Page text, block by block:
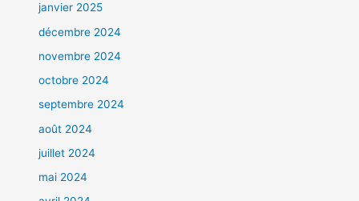
janvier 2025
décembre 2024
novembre 2024
octobre 2024
septembre 2024
août 2024
juillet 2024
mai 2024